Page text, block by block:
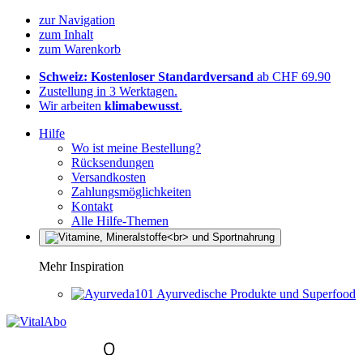
zur Navigation
zum Inhalt
zum Warenkorb
Schweiz: Kostenloser Standardversand ab CHF 69.90
Zustellung in 3 Werktagen.
Wir arbeiten klimabewusst.
Hilfe
Wo ist meine Bestellung?
Rücksendungen
Versandkosten
Zahlungsmöglichkeiten
Kontakt
Alle Hilfe-Themen
Mehr Inspiration
Ayurvedische Produkte und Superfood